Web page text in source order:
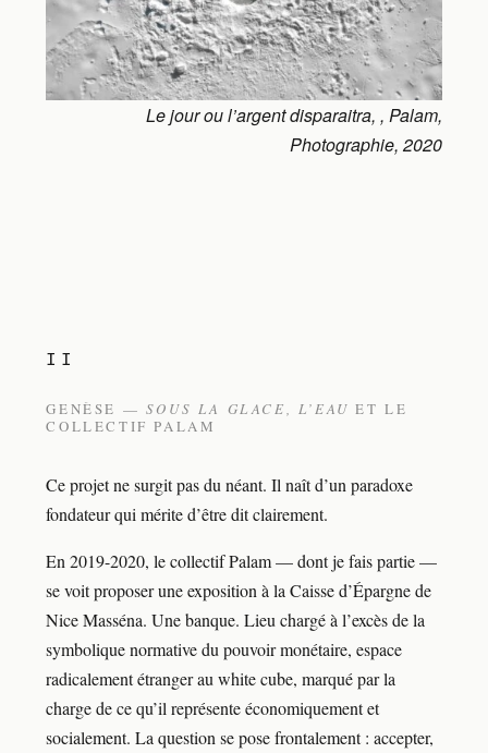
Le jour ou l’argent disparaitra, , Palam,
Photographie, 2020
II
GENÈSE — SOUS LA GLACE, L’EAU ET LE
COLLECTIF PALAM
Ce projet ne surgit pas du néant. Il naît d’un paradoxe
fondateur qui mérite d’être dit clairement.
En 2019-2020, le collectif Palam — dont je fais partie —
se voit proposer une exposition à la Caisse d’Épargne de
Nice Masséna. Une banque. Lieu chargé à l’excès de la
symbolique normative du pouvoir monétaire, espace
radicalement étranger au white cube, marqué par la
charge de ce qu’il représente économiquement et
socialement. La question se pose frontalement : accepter,